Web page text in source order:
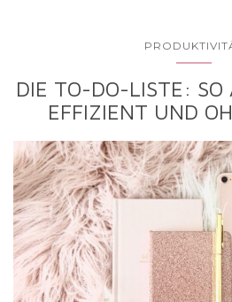
DIE TO-DO-LISTE: SO
EFFIZIENT UND